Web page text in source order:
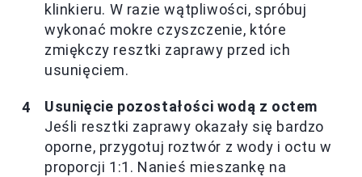
klinkieru. W razie wątpliwości, spróbuj
wykonać mokre czyszczenie, które
zmiękczy resztki zaprawy przed ich
usunięciem.
Usunięcie pozostałości wodą z octem
Jeśli resztki zaprawy okazały się bardzo
oporne, przygotuj roztwór z wody i octu w
proporcji 1:1. Nanieś mieszankę na